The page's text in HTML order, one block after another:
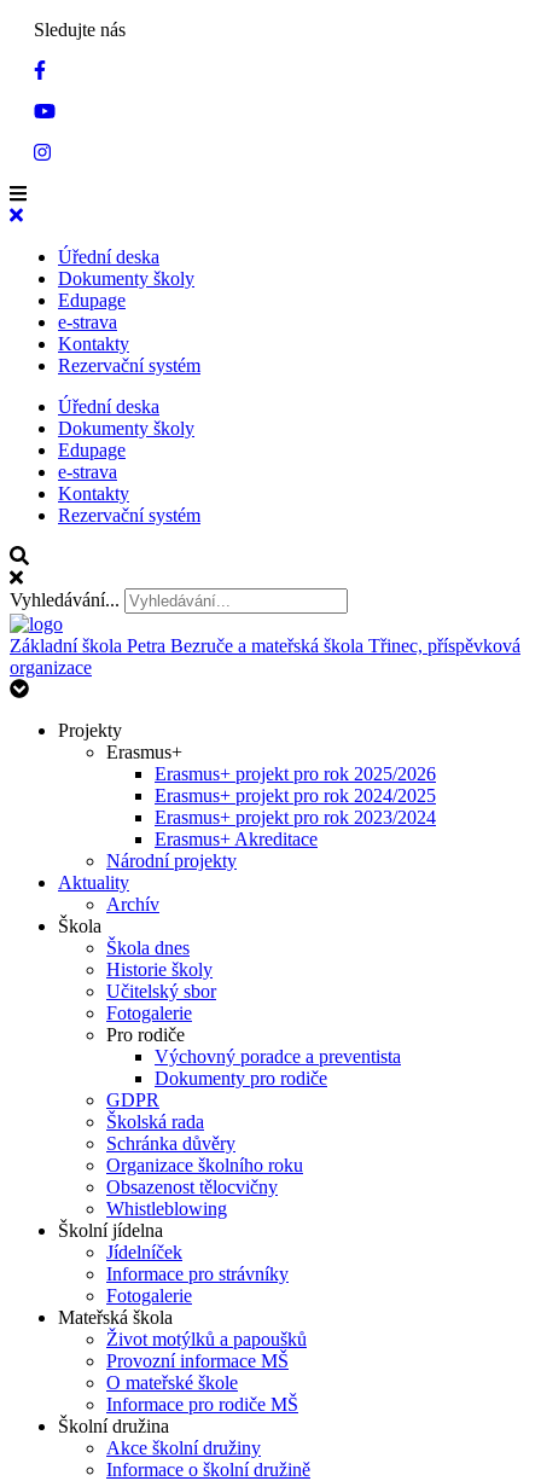
Sledujte nás
Úřední deska
Dokumenty školy
Edupage
e-strava
Kontakty
Rezervační systém
Úřední deska
Dokumenty školy
Edupage
e-strava
Kontakty
Rezervační systém
Vyhledávání...
Základní škola Petra Bezruče a mateřská škola Třinec, příspěvková
organizace
Projekty
Erasmus+
Erasmus+ projekt pro rok 2025/2026
Erasmus+ projekt pro rok 2024/2025
Erasmus+ projekt pro rok 2023/2024
Erasmus+ Akreditace
Národní projekty
Aktuality
Archív
Škola
Škola dnes
Historie školy
Učitelský sbor
Fotogalerie
Pro rodiče
Výchovný poradce a preventista
Dokumenty pro rodiče
GDPR
Školská rada
Schránka důvěry
Organizace školního roku
Obsazenost tělocvičny
Whistleblowing
Školní jídelna
Jídelníček
Informace pro strávníky
Fotogalerie
Mateřská škola
Život motýlků a papoušků
Provozní informace MŠ
O mateřské škole
Informace pro rodiče MŠ
Školní družina
Akce školní družiny
Informace o školní družině